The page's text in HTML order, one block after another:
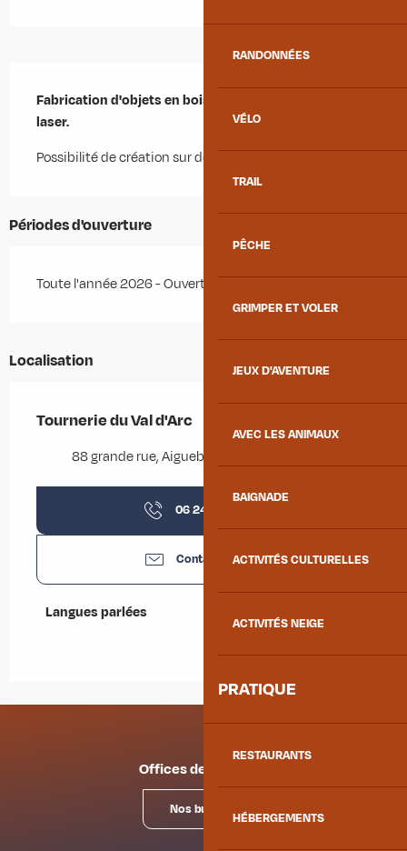
RANDONNÉES
VÉLO
TRAIL
PÊCHE
GRIMPER ET VOLER
JEUX D'AVENTURE
AVEC LES ANIMAUX
BAIGNADE
ACTIVITÉS CULTURELLES
ACTIVITÉS NEIGE
PRATIQUE
RESTAURANTS
HÉBERGEMENTS
Fabrication d'objets en bois, gravure et découpe
laser.
Possibilité de création sur demande et personnalisable.
Périodes d'ouverture
Toute l'année 2026 - Ouvert tous les jours
Localisation
Tournerie du Val d'Arc
88 grande rue, Aiguebelle, 73220 Aiguebelle
06 24 47 43
Contactez-nous
Langues parlées
Langues parlées
Offices de tourisme
Nos bureaux